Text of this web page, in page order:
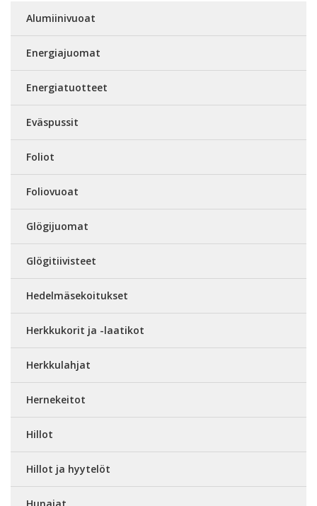
Alumiinivuoat
Energiajuomat
Energiatuotteet
Eväspussit
Foliot
Foliovuoat
Glögijuomat
Glögitiivisteet
Hedelmäsekoitukset
Herkkukorit ja -laatikot
Herkkulahjat
Hernekeitot
Hillot
Hillot ja hyytelöt